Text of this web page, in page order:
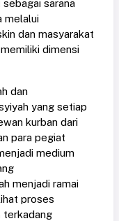
sebagai sarana
melalui
dan masyarakat
dimensi
dan
yang setiap
kurban dari
para pegiat
medium
menjadi ramai
proses
terkadang